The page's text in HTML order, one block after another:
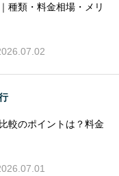
種類・料金相場・メリ
較のポイントは？料金